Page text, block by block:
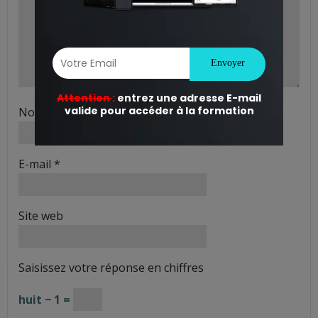
Nom
E-mail *
Site web
Saisissez votre réponse en chiffres
huit − 1 =